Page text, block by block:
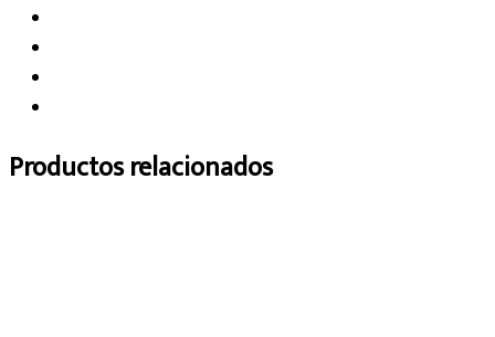
Productos relacionados